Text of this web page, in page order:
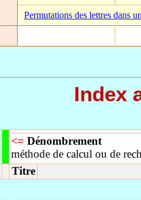
Permutations des lettres dans
Index
<= Dénombrement
méthode de calcul ou de
Titre